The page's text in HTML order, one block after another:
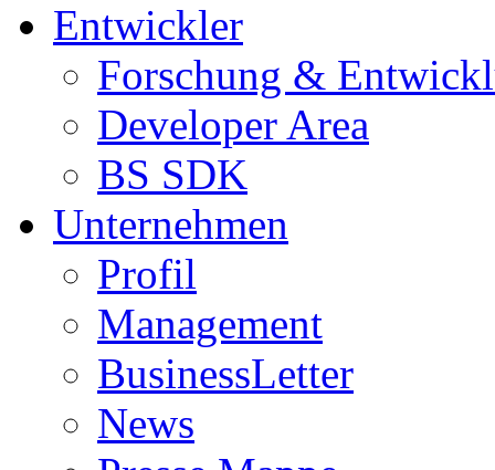
Entwickler
Forschung &
Developer Area
BS SDK
Unternehmen
Profil
Management
BusinessLetter
News